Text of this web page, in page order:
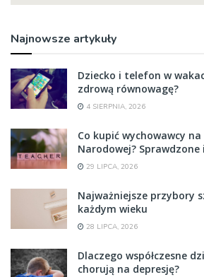
Najnowsze artykuły
Dziecko i telefon w
zdrową równowagę?
4 SIERPNIA, 2026
Co kupić wychowawcy
Narodowej? Sprawdzone
29 LIPCA, 2026
Najważniejsze przybory
każdym wieku
28 LIPCA, 2026
Dlaczego współczesne
chorują na depresję?